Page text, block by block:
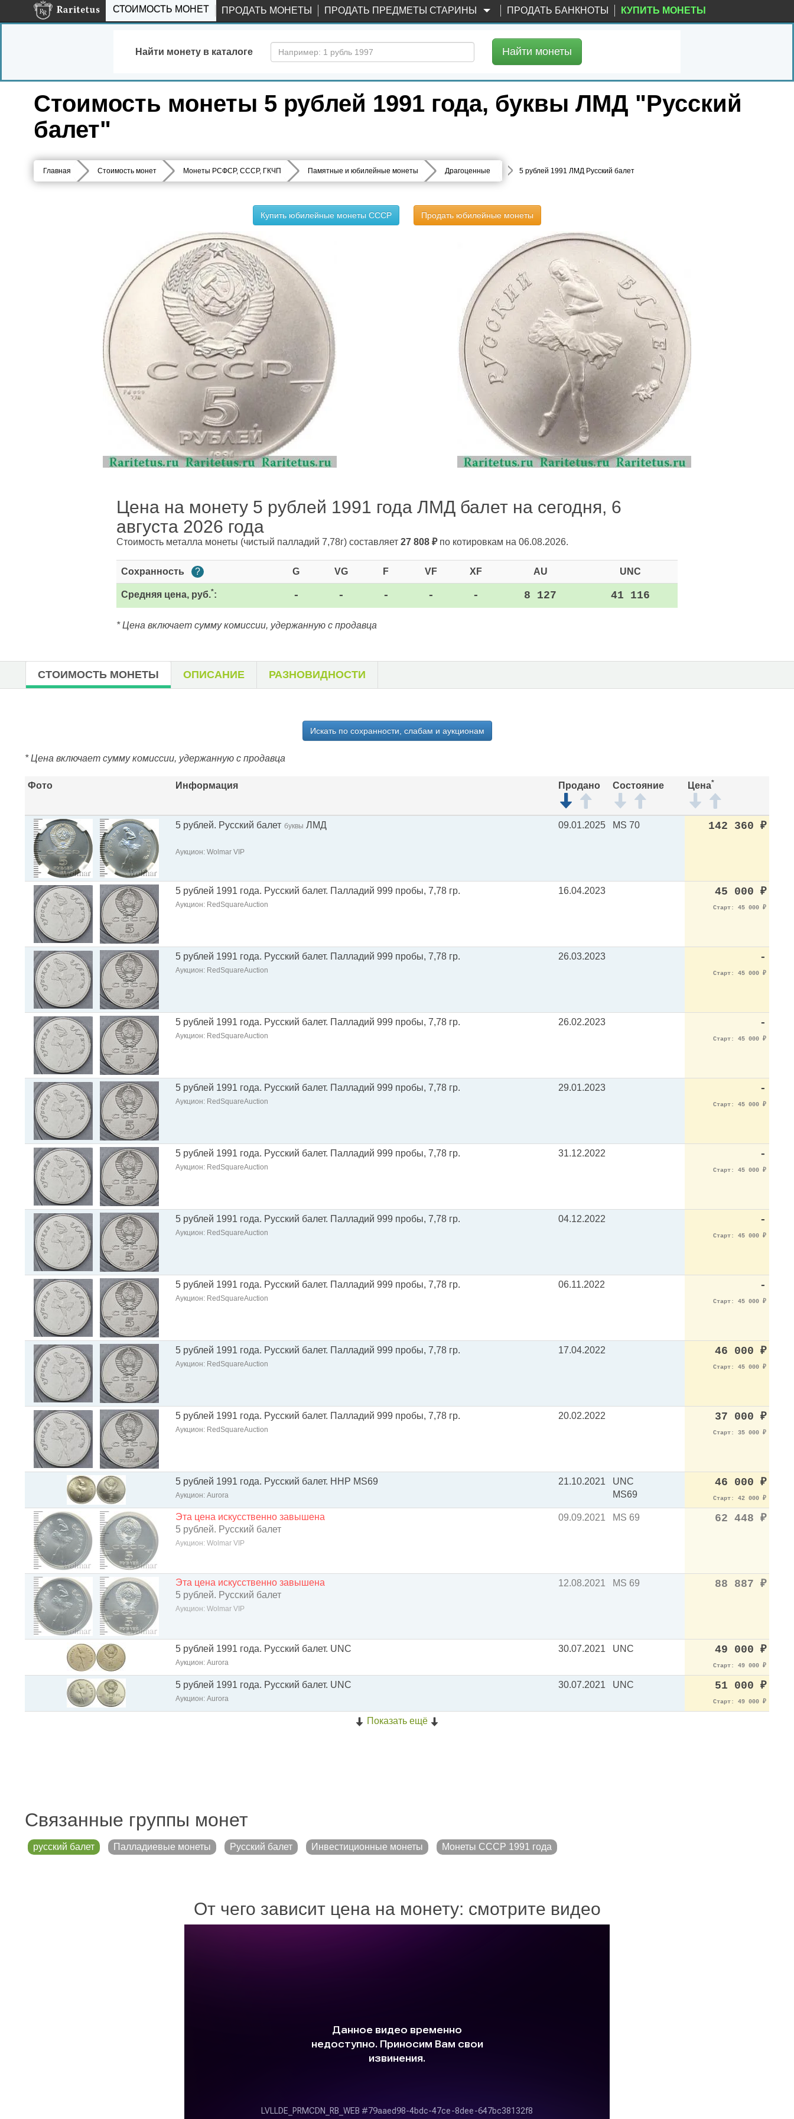
СТОИМОСТЬ МОНЕТ ПРОДАТЬ МОНЕТЫ ПРОДАТЬ ПРЕДМЕТЫ СТАРИНЫ ПРОДАТЬ БАНКНОТЫ КУПИТЬ МОНЕТЫ
Найти монету в каталоге Найти монеты
Стоимость монеты 5 рублей 1991 года, буквы ЛМД "Русский
балет"
Главная Стоимость монет Монеты РСФСР, СССР, ГКЧП Памятные и юбилейные монеты Драгоценные 5 рублей 1991 ЛМД Русский балет
Купить юбилейные монеты СССР Продать юбилейные монеты
Цена на монету 5 рублей 1991 года ЛМД балет на сегодня, 6
августа 2026 года
Стоимость металла монеты (чистый палладий 7,78г) составляет 27 808 ₽по котировкам на 06.08.2026.
Сохранность ? G VG F VF XF AU UNC
Средняя цена, руб.*: - - - - - 8 127 41 116
* Цена включает сумму комиссии, удержанную с продавца
СТОИМОСТЬ МОНЕТЫ ОПИСАНИЕ РАЗНОВИДНОСТИ
Искать по сохранности, слабам и аукционам
* Цена включает сумму комиссии, удержанную с продавца
Фото Информация Продано Состояние Цена*
5 рублей. Русский балет буквы ЛМД
Аукцион: Wolmar VIP
09.01.2025 MS 70 142 360 ₽
5 рублей 1991 года. Русский балет. Палладий 999 пробы, 7,78 гр.
Аукцион: RedSquareAuction
16.04.2023 45 000 ₽
Старт: 45 000 ₽
5 рублей 1991 года. Русский балет. Палладий 999 пробы, 7,78 гр.
Аукцион: RedSquareAuction
26.03.2023 -
Старт: 45 000 ₽
5 рублей 1991 года. Русский балет. Палладий 999 пробы, 7,78 гр.
Аукцион: RedSquareAuction
26.02.2023 -
Старт: 45 000 ₽
5 рублей 1991 года. Русский балет. Палладий 999 пробы, 7,78 гр.
Аукцион: RedSquareAuction
29.01.2023 -
Старт: 45 000 ₽
5 рублей 1991 года. Русский балет. Палладий 999 пробы, 7,78 гр.
Аукцион: RedSquareAuction
31.12.2022 -
Старт: 45 000 ₽
5 рублей 1991 года. Русский балет. Палладий 999 пробы, 7,78 гр.
Аукцион: RedSquareAuction
04.12.2022 -
Старт: 45 000 ₽
5 рублей 1991 года. Русский балет. Палладий 999 пробы, 7,78 гр.
Аукцион: RedSquareAuction
06.11.2022 -
Старт: 45 000 ₽
5 рублей 1991 года. Русский балет. Палладий 999 пробы, 7,78 гр.
Аукцион: RedSquareAuction
17.04.2022 46 000 ₽
Старт: 45 000 ₽
5 рублей 1991 года. Русский балет. Палладий 999 пробы, 7,78 гр.
Аукцион: RedSquareAuction
20.02.2022 37 000 ₽
Старт: 35 000 ₽
5 рублей 1991 года. Русский балет. ННР MS69
Аукцион: Aurora
21.10.2021
UNC
MS69
46 000 ₽
Старт: 42 000 ₽
Эта цена искусственно завышена
5 рублей. Русский балет
Аукцион: Wolmar VIP
09.09.2021 MS 69 62 448 ₽
Эта цена искусственно завышена
5 рублей. Русский балет
Аукцион: Wolmar VIP
12.08.2021 MS 69 88 887 ₽
5 рублей 1991 года. Русский балет. UNC
Аукцион: Aurora
30.07.2021 UNC 49 000 ₽
Старт: 49 000 ₽
5 рублей 1991 года. Русский балет. UNC
Аукцион: Aurora
30.07.2021 UNC 51 000 ₽
Старт: 49 000 ₽
Показать ещё
Связанные группы монет
русский балет Палладиевые монеты Русский балет Инвестиционные монеты Монеты СССР 1991 года
От чего зависит цена на монету: смотрите видео